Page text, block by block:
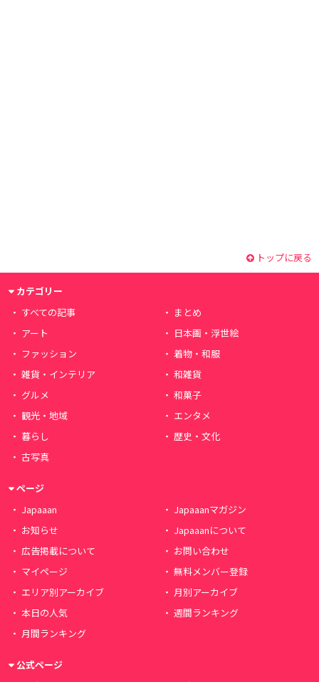
トップに戻る
カテゴリー
すべての記事
まとめ
アート
日本画・浮世絵
ファッション
着物・和服
雑貨・インテリア
和雑貨
グルメ
和菓子
観光・地域
エンタメ
暮らし
歴史・文化
古写真
ページ
Japaaan
Japaaanマガジン
お知らせ
Japaaanについて
広告掲載について
お問い合わせ
マイページ
無料メンバー登録
エリア別アーカイブ
月別アーカイブ
本日の人気
週間ランキング
月間ランキング
公式ページ